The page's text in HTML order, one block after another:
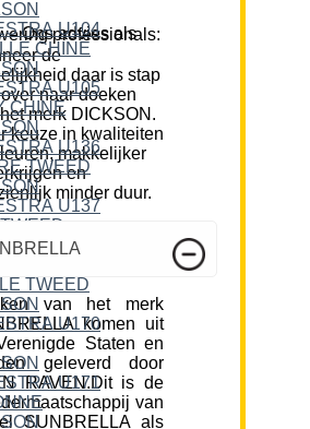
als zonwering professionals:
de
daar is stap
naar doeken
merk DICKSON.
keuze in kwaliteiten
makkelijker
en
minder duur.
van het merk
komen uit
Staten en
geleverd door
RAVEN.Dit is de
van
SUNBRELLA als